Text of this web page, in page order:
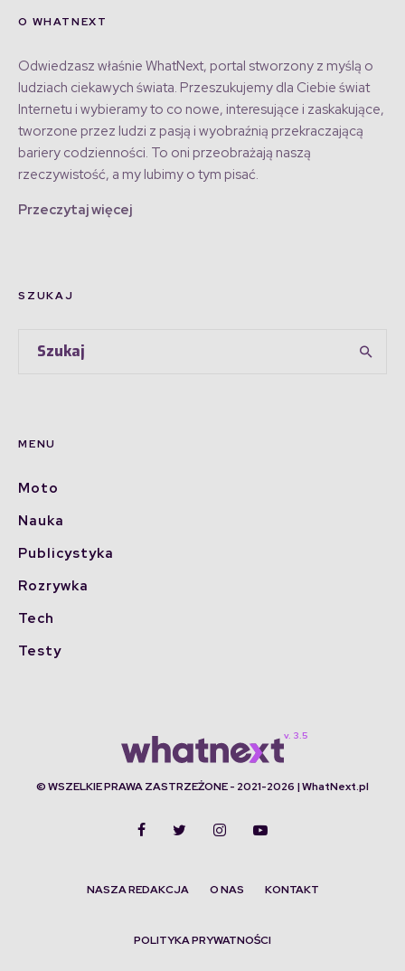
O WHATNEXT
Odwiedzasz właśnie WhatNext, portal stworzony z myślą o
ludziach ciekawych świata. Przeszukujemy dla Ciebie świat
Internetu i wybieramy to co nowe, interesujące i zaskakujące,
tworzone przez ludzi z pasją i wyobraźnią przekraczającą
bariery codzienności. To oni przeobrażają naszą
rzeczywistość, a my lubimy o tym pisać.
Przeczytaj więcej
SZUKAJ
MENU
Moto
Nauka
Publicystyka
Rozrywka
Tech
Testy
© WSZELKIE PRAWA ZASTRZEŻONE - 2021-2026 | WhatNext.pl
NASZA REDAKCJA O NAS KONTAKT
POLITYKA PRYWATNOŚCI